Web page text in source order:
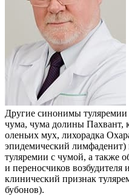
Другие синонимы туляремии
чума, чума долины Пахвант,
оленьих мух, лихорадка
эпидемический лимфаденит)
туляремии с чумой, а также
и переносчиков
клинический признак
бубонов).